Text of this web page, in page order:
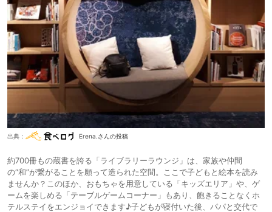
出典： Erena.さんの投稿
約700冊もの蔵書を誇る「ライブラリーラウンジ」は、家族や仲間
の“和”が繋がることを願って造られた空間。ここで子どもと絵本を読み
ませんか？このほか、おもちゃを用意している「キッズエリア」や、ゲ
ームを楽しめる「テーブルゲームコーナー」もあり、飽きることなくホ
テルステイをエンジョイできます♪子どもが寝付いた後、パパと交代で